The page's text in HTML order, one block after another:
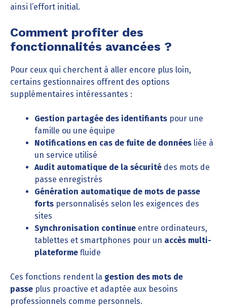
ainsi l’effort initial.
Comment profiter des
fonctionnalités avancées ?
Pour ceux qui cherchent à aller encore plus loin,
certains gestionnaires offrent des options
supplémentaires intéressantes :
Gestion partagée des identifiants pour une
famille ou une équipe
Notifications en cas de fuite de données liée à
un service utilisé
Audit automatique de la sécurité des mots de
passe enregistrés
Génération automatique de mots de passe
forts personnalisés selon les exigences des
sites
Synchronisation continue entre ordinateurs,
tablettes et smartphones pour un accès multi-
plateforme fluide
Ces fonctions rendent la gestion des mots de
passe plus proactive et adaptée aux besoins
professionnels comme personnels.